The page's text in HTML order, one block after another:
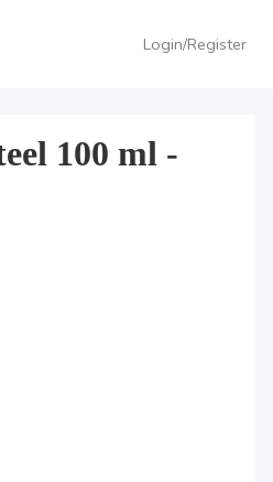
Login/Register
100 ml -